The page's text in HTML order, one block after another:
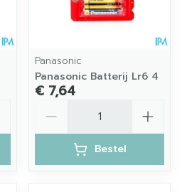
Panasonic
Panasonic Batterij Lr6 4
€ 7,64
Bestel